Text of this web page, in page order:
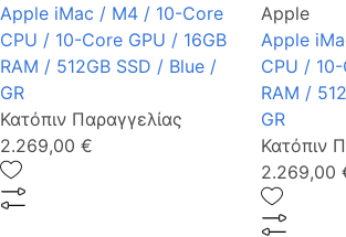
Apple iMac / M4 / 10-Core
CPU / 10-Core GPU / 16GB
RAM / 512GB SSD / Blue /
GR
Κατόπιν Παραγγελίας
2.269,00 €
Apple
Apple
CPU /
RAM /
GR
Κατόπιν
2.269,00